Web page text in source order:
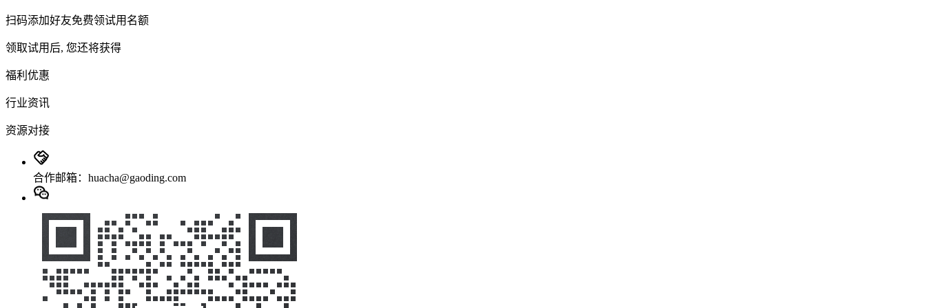
扫码添加好友免费领试用名额
领取试用后, 您还将获得
福利优惠
行业资讯
资源对接
合作邮箱：huacha@gaoding.com